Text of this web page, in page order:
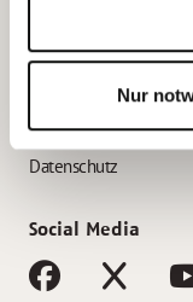
Nur
AWO Gliederungen
Impressum
Datenschutz
Social Media